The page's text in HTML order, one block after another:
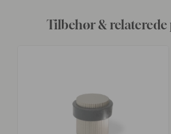
Tilbehør &